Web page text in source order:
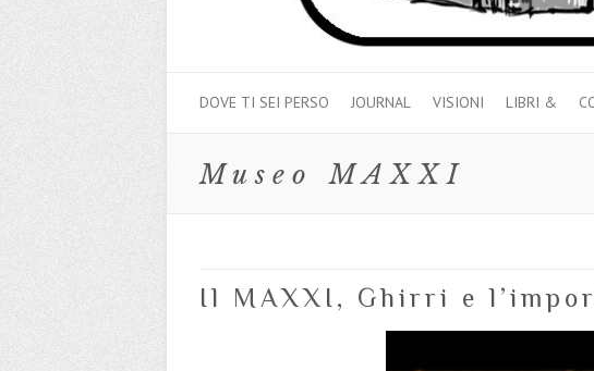
DOVE TI SEI PERSO JOURNAL VISIONI LIBRI &
Museo MAXXI
Il MAXXI, Ghirri e